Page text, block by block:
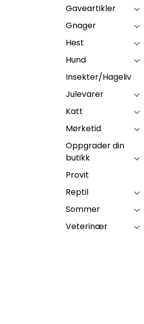
Gaveartikler
Gnager
Hest
Hund
Insekter/Hageliv
Julevarer
Katt
Mørketid
Oppgrader din
butikk
Provit
Reptil
Sommer
Veterinær